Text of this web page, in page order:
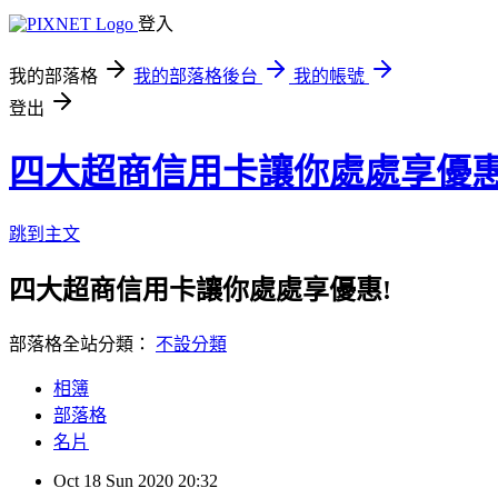
登入
我的部落格 我的部落格後台
我的帳號
登出
四大超商信用卡讓你處處享優
跳到主文
四大超商信用卡讓你處處享優惠!
部落格全站分類： 不設分類
相簿
部落格
名片
Oct 18 Sun 2020 20:32